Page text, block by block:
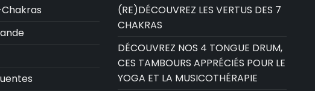
(RE)DÉCOUVREZ LES VERTUS DES 7
CHAKRAS
DÉCOUVREZ NOS 4 TONGUE DRUM,
CES TAMBOURS APPRÉCIÉS POUR LE
YOGA ET LA MUSICOTHÉRAPIE